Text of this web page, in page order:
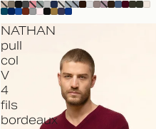
NATHAN
pull
col
V
4
fils
bordeaux